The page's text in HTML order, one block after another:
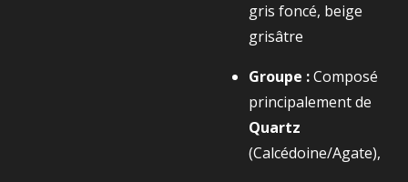
gris foncé, beige
grisâtre
Groupe :Composé
principalement de
Quartz
(Calcédoine/Agate),